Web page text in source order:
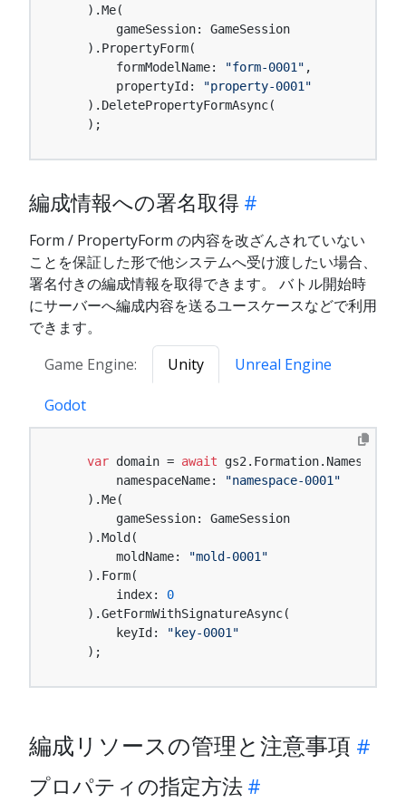
    ).Me(
        gameSession: GameSession
    ).PropertyForm(
        formModelName:
"form-0001" ,
        propertyId:
"property-0001"
    ).DeletePropertyFormAsync(
    );
編成情報への署名取得
Form / PropertyForm の内容を改ざんされていない
ことを保証した形で他システムへ受け渡したい場合、
署名付きの編成情報を取得できます。 バトル開始時
にサーバーへ編成内容を送るユースケースなどで利用
できます。
Game Engine:
Unity Unreal Engine
Godot
var domain = await gs2.Formation.Namespace(
        namespaceName:
"namespace-0001"
    ).Me(
        gameSession: GameSession
    ).Mold(
        moldName:
"mold-0001"
    ).Form(
        index:
0
    ).GetFormWithSignatureAsync(
        keyId:
"key-0001"
    );
編成リソースの管理と注意事項
プロパティの指定方法